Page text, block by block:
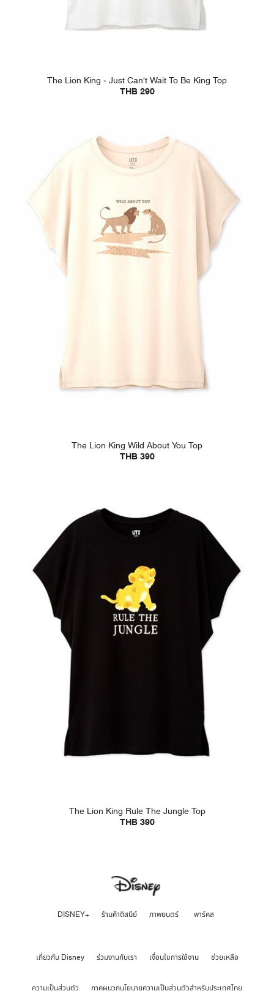
The Lion King - Just Can't Wait To Be King Top
THB 290
The Lion King Wild About You Top
THB 390
The Lion King Rule The Jungle Top
THB 390
DISNEY+ ร้านค้าดิสนีย์ ภาพยนตร์ พาร์คส
เกี่ยวกับ Disney ร่วมงานกับเรา เงื่อนไขการใช้งาน ช่วยเหลือ
ความเป็นส่วนตัว ภาคผนวกนโยบายความเป็นส่วนตัวสำหรับประเทศไทย